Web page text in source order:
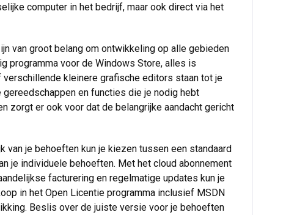
computer in het bedrijf, maar ook direct via het
van groot belang om ontwikkeling op alle gebieden
programma voor de Windows Store, alles is
kleinere grafische editors staan tot je
en functies die je nodig hebt
zorgt er ook voor dat de belangrijke aandacht gericht
van je behoeften kun je kiezen tussen een standaard
je individuele behoeften. Met het cloud abonnement
facturering en regelmatige updates kun je
in het Open Licentie programma inclusief MSDN
Beslis over de juiste versie voor je behoeften